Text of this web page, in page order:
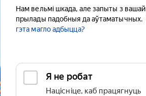
Нам вельмі шкада, але запыты з вашай
прылады падобныя да аўтаматычных.
гэта магло адбыцца?
Я не робат
Націсніце, каб працягнуць